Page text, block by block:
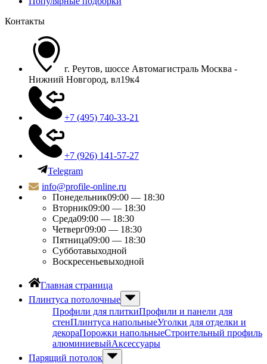
Контакты
г. Реутов, шоссе Автомагистраль Москва -
Нижний Новгород, вл19к4
+7 (495) 740-33-21
+7 (926) 141-57-27
Telegram
info@profile-online.ru
Понедельник09:00 — 18:30
Вторник09:00 — 18:30
Среда09:00 — 18:30
Четверг09:00 — 18:30
Пятница09:00 — 18:30
Субботавыходной
Воскресеньевыходной
Главная страница
Плинтуса потолочные
Профили для плиткиПрофили и панели для
стенПлинтуса напольныеУголки для отделки и
декораПорожки напольныеСтроительный профиль
алюминиевыйАксессуары
Парящий потолок